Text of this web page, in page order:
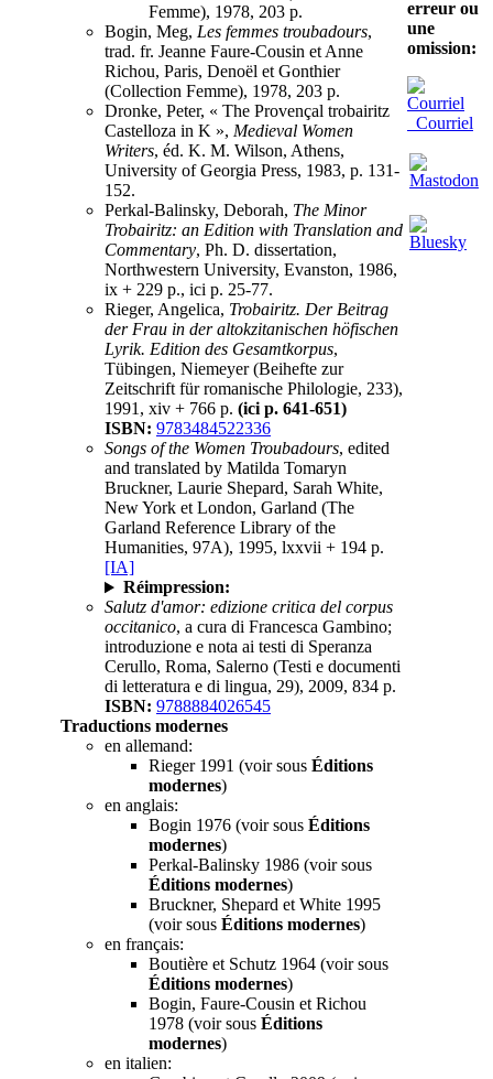
Femme), 1978, 203 p.
Bogin, Meg, Les femmes troubadours,
trad. fr. Jeanne Faure-Cousin et Anne
Richou, Paris, Denoël et Gonthier
(Collection Femme), 1978, 203 p.
Dronke, Peter, « The Provençal trobairitz
Castelloza in K », Medieval Women
Writers, éd. K. M. Wilson, Athens,
University of Georgia Press, 1983, p. 131-
152.
Perkal-Balinsky, Deborah, The Minor
Trobairitz: an Edition with Translation and
Commentary, Ph. D. dissertation,
Northwestern University, Evanston, 1986,
ix + 229 p., ici p. 25-77.
Rieger, Angelica, Trobairitz. Der Beitrag
der Frau in der altokzitanischen höfischen
Lyrik. Edition des Gesamtkorpus,
Tübingen, Niemeyer (Beihefte zur
Zeitschrift für romanische Philologie, 233),
1991, xiv + 766 p. (ici p. 641-651)
ISBN: 9783484522336
Songs of the Women Troubadours, edited
and translated by Matilda Tomaryn
Bruckner, Laurie Shepard, Sarah White,
New York et London, Garland (The
Garland Reference Library of the
Humanities, 97A), 1995, lxxvii + 194 p.
[IA]
Réimpression:
Salutz d'amor: edizione critica del corpus
occitanico, a cura di Francesca Gambino;
introduzione e nota ai testi di Speranza
Cerullo, Roma, Salerno (Testi e documenti
di letteratura e di lingua, 29), 2009, 834 p.
ISBN: 9788884026545
Traductions modernes
en allemand:
Rieger 1991 (voir sous Éditions
modernes)
en anglais:
Bogin 1976 (voir sous Éditions
modernes)
Perkal-Balinsky 1986 (voir sous
Éditions modernes)
Bruckner, Shepard et White 1995
(voir sous Éditions modernes)
en français:
Boutière et Schutz 1964 (voir sous
Éditions modernes)
Bogin, Faure-Cousin et Richou
1978 (voir sous Éditions
modernes)
en italien:
erreur ou
une
omission:
Courriel